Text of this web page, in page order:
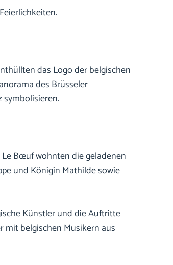
das Logo der belgischen
des Brüsseler
symbolisieren.
Bœuf wohnten die geladenen
und Königin Mathilde sowie
Künstler und die Auftritte
mit belgischen Musikern aus